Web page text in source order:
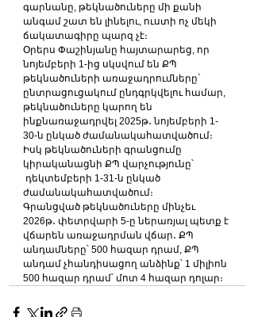
գարնանը, թեկնածուները մի քանի
անգամ շատ են լինելու, ուստի ոչ մեկի
ճակատագիրը պարզ չէ։
Օրերս Փաշինյանը հայտարարեց, որ
նոյեմբերի 1-ից սկսվում են ՔՊ
թեկնածուների առաջադրումները`
ընտրացուցակում ընդգրկվելու համար,
թեկնածուները կարող են
ինքնառաջադրվել 2025թ․ նոյեմբերի 1-
30-ն ընկած ժամանակահատվածում։
Իսկ թեկնածուների գրանցումը
կիրականացնի ՔՊ վարչությունը՝
դեկտեմբերի 1-31-ն ընկած
ժամանակահատվածում։
Գրանցված թեկնածուները մինչեւ
2026թ․ փետրվարի 5-ը ներառյալ պետք է
վճարեն առաջադրման վճար․ ՔՊ
անդամները՝ 500 հազար դրամ, ՔՊ
անդամ չհանդիսացող անձինք՝ 1 միլիոն
500 հազար դրամ՝ մոտ 4 հազար դոլար։